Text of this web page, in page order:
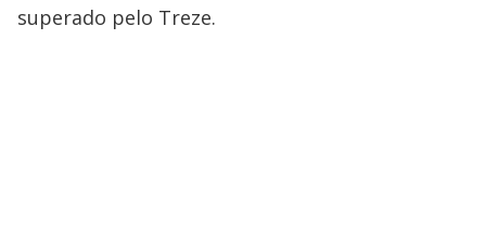
superado pelo Treze.